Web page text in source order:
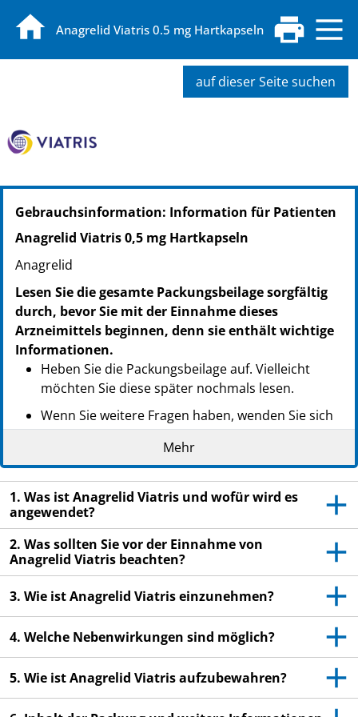
Anagrelid Viatris 0.5 mg Hartkapseln
auf dieser Seite suchen
PZN: 19288386
PPN: 111928838684
NTIN: 04150192883861
Gebrauchsinformation: Information für Patienten
Anagrelid Viatris 0,5 mg Hartkapseln
Anagrelid
Lesen Sie die gesamte Packungsbeilage sorgfältig
durch, bevor Sie mit der Einnahme dieses
Arzneimittels beginnen, denn sie enthält wichtige
Informationen.
Heben Sie die Packungsbeilage auf. Vielleicht
möchten Sie diese später nochmals lesen.
Wenn Sie weitere Fragen haben, wenden Sie sich
an Ihren Arzt oder Apotheker.
Dieses Arzneimittel wurde Ihnen persönlich
verschrieben. Geben Sie es nicht an Dritte weiter.
Es kann anderen Menschen schaden, auch wenn
diese die gleichen Beschwerden haben wie Sie.
Wenn Sie Nebenwirkungen bemerken, wenden Sie
sich an Ihren Arzt oder Apotheker. Dies gilt auch
Packungsbeilage angegeben sind. Siehe Abschnitt
Mehr
1. Was ist Anagrelid Viatris und wofür wird es
angewendet?
2. Was sollten Sie vor der Einnahme von
Anagrelid Viatris beachten?
3. Wie ist Anagrelid Viatris einzunehmen?
4. Welche Nebenwirkungen sind möglich?
5. Wie ist Anagrelid Viatris aufzubewahren?